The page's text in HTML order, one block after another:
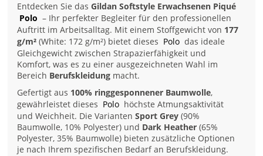
Entdecken Sie dasGildan Softstyle Erwachsenen Piqué
Polo – Ihr perfekter Begleiter für den professionellen
Auftritt im Arbeitsalltag. Mit einem Stoffgewicht von 177
g/m² (White: 172 g/m²) bietet dieses Polo das ideale
Gleichgewicht zwischen Strapazierfähigkeit und
Komfort, was es zu einer ausgezeichneten Wahl im
Bereich Berufskleidung macht.
Gefertigt aus 100% ringgesponnener Baumwolle,
gewährleistet dieses Polo höchste Atmungsaktivität
und Weichheit. Die VariantenSport Grey (90%
Baumwolle, 10% Polyester) und Dark Heather (65%
Polyester, 35% Baumwolle) bieten zusätzliche Optionen
je nach Ihrem spezifischen Bedarf an Berufskleidung.